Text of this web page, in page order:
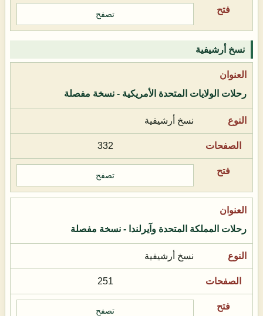
تصفح
نسخ أرشيفية
رحلات الولايات المتحدة الأمريكية - نسخة مفصلة
نسخ أرشيفية
332
تصفح
رحلات المملكة المتحدة وآيرلندا - نسخة مفصلة
نسخ أرشيفية
251
تصفح